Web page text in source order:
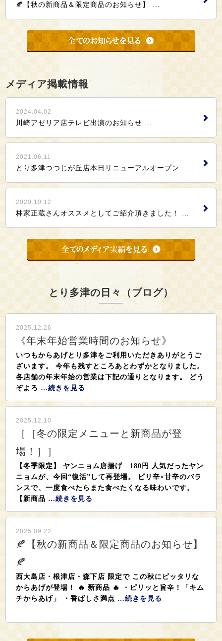
🍂【秋の新商品＆限定商品のお知らせ】 …
メディア掲載情報
2024.04.02
川崎アゼリア店テレビ出演のお知らせ …
2021.06.11
とり多津つつじが丘店本日リニューアルオープン …
2020.10.12
林家正蔵さんオススメとしてご紹介頂きました！ …
とり多津の日々（ブログ）
2025.12.26
《年末年始営業時間のお知らせ》
いつもからあげとり多津をご利用いただきありがとうご
ざいます。 今年も残すところあとわずかとなりました。
各店舗の年末年始の営業は下記の通りとなります。 どう
ぞよろ …続きを見る
2025.12.10
［［冬の限定メニューと新商品が登
場！］］
【冬季限定】 ヤンニョム唐揚げ 180円 人気だったヤン
ニョムが、今回“復活”して再登場。 ピリ辛×甘辛のバラ
ンスで、一度食べたらまた食べたくなる味わいです。
【新商品 …続きを見る
2025.09.22
🍂【秋の新商品＆限定商品のお知らせ】
🍂
西大島店・根津店・森下店 限定で この秋にピッタリな
からあげが登場！ 🔥 新商品 🔥 ・ピリッと旨辛！「キム
チからあげ」 ・香ばしさ満点 …続きを見る